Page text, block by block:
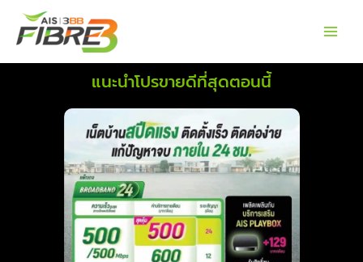
content
แนะนำโปรขายดีที่สุดตอนนี้